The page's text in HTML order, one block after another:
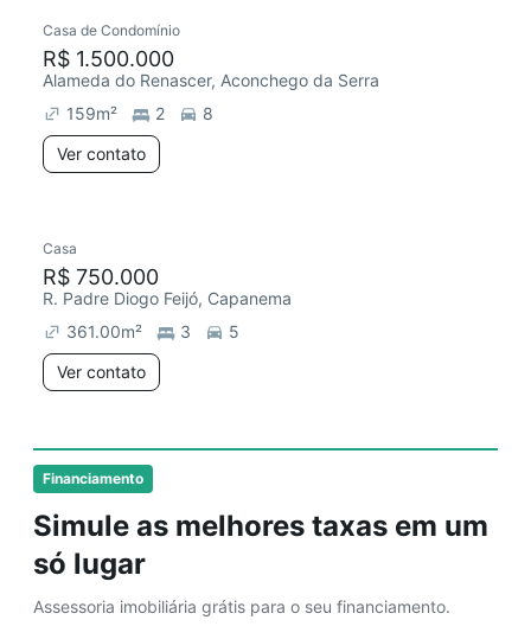
Financiamento
Simule as melhores taxas em um
só lugar
Assessoria imobiliária grátis para o seu financiamento.
Casa de Condomínio
R$ 1.500.000
Alameda do Renascer, Aconchego da Serra
159m² 2
8
Ver contato
Casa
R$ 750.000
R. Padre Diogo Feijó, Capanema
361.00m² 3
5
Ver contato